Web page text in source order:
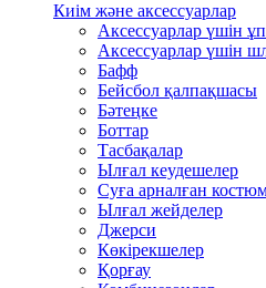
Киім және аксессуарлар
Аксессуарлар үшін
Аксессуарлар үшін
Бафф
Бейсбол қалпақшасы
Бәтеңке
Боттар
Тасбақалар
Ылғал кеудешелер
Суға арналған
Ылғал жейделер
Джерси
Көкірекшелер
Қорғау